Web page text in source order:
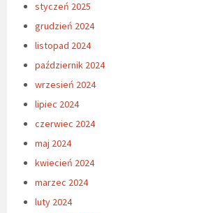
styczeń 2025
grudzień 2024
listopad 2024
październik 2024
wrzesień 2024
lipiec 2024
czerwiec 2024
maj 2024
kwiecień 2024
marzec 2024
luty 2024